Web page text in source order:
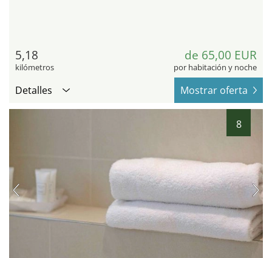
5,18
kilómetros
de 65,00 EUR
por habitación y noche
Detalles Mostrar oferta
8